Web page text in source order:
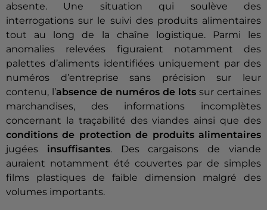
absente. Une situation qui soulève des
interrogations sur le suivi des produits alimentaires
tout au long de la chaîne logistique. Parmi les
anomalies relevées figuraient notamment des
palettes d’aliments identifiées uniquement par des
numéros d’entreprise sans précision sur leur
contenu, l’absence de numéros de lots sur certaines
marchandises, des informations incomplètes
concernant la traçabilité des viandes ainsi que des
conditions de protection de produits alimentaires
jugées insuffisantes. Des cargaisons de viande
auraient notamment été couvertes par de simples
films plastiques de faible dimension malgré des
volumes importants.